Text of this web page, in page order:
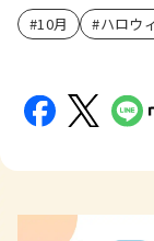
10月 ハロウ